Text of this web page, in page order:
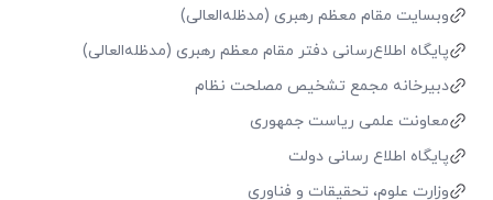
وبسایت مقام معظم رهبری (مد‌ظله‌العالی)
پایگاه اطلاع‌رسانی دفتر مقام معظم رهبری (مد‌ظله‌العالی)
دبیرخانه مجمع تشخیص مصلحت نظام
معاونت علمی ریاست جمهوری
پایگاه اطلاع رسانی دولت
وزارت علوم، تحقیقات و فناوری